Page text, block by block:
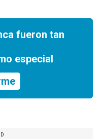
fueron tan
especial